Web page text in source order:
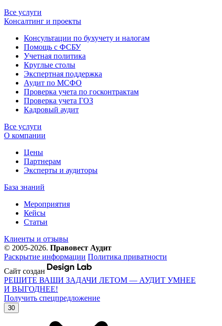
Все услуги
Консалтинг и проекты
Консультации по бухучету и налогам
Помощь с ФСБУ
Учетная политика
Круглые столы
Экспертная поддержка
Аудит по МСФО
Проверка учета по госконтрактам
Проверка учета ГОЗ
Кадровый аудит
Все услуги
О компании
Цены
Партнерам
Эксперты и аудиторы
База знаний
Мероприятия
Кейсы
Статьи
Клиенты и отзывы
© 2005-2026. Правовест Аудит
Раскрытие информации Политика приватности
Сайт создан
РЕШИТЕ ВАШИ ЗАДАЧИ ЛЕТОМ — АУДИТ УМНЕЕ
И ВЫГОДНЕЕ!
Получить спецпредложение
30